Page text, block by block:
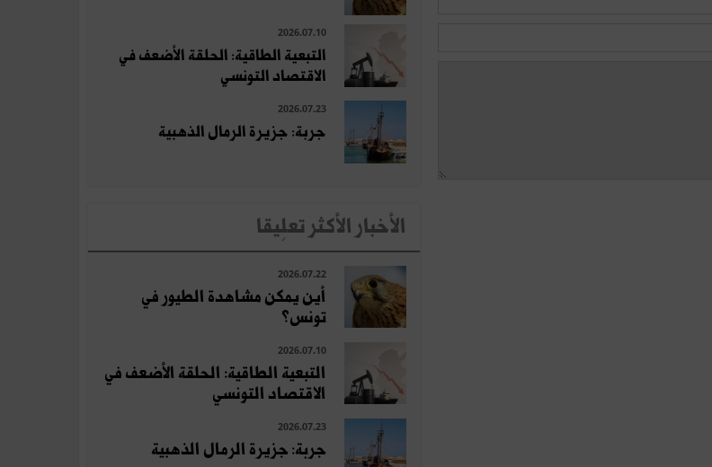
2026.07.10
التبعية الطاقية: الحلقة الأضعف في
الاقتصاد التونسي
2026.07.23
جربة: جزيرة الرمال الذهبية
الأخبار الأكثر تعلِيقا
2026.07.22
أين يمكن مشاهدة الطيور في
تونس؟
2026.07.10
التبعية الطاقية: الحلقة الأضعف في
الاقتصاد التونسي
2026.07.23
جربة: جزيرة الرمال الذهبية